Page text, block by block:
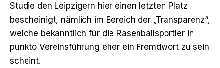
Studie den Leipzigern hier einen letzten Platz
bescheinigt, nämlich im Bereich der „Transparenz“,
welche bekanntlich für die Rasenballsportler in
punkto Vereinsführung eher ein Fremdwort zu sein
scheint.